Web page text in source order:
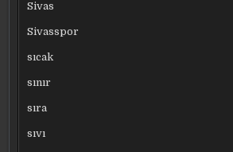
Sivas
Sivasspor
sıcak
sınır
sıra
sıvı